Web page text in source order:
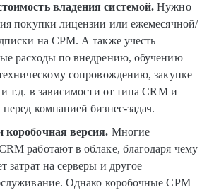
владения системой. Нужно
покупки лицензии или ежемесячной/
на СРМ. А также учесть
расходы по внедрению, обучению
сопровождению, закупке
т.д. в зависимости от типа CRM и
компанией бизнес-задач.
коробочная версия. Многие
работают в облаке, благодаря чему
затрат на серверы и другое
Однако коробочные СРМ